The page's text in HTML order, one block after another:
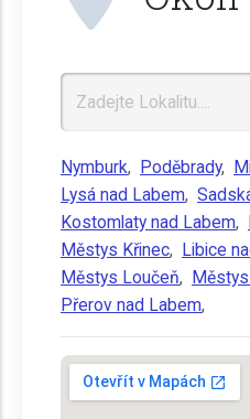
Nymburk, Poděbrady,
Lysá nad Labem,
Kostomlaty nad Labem,
Městys Křinec, Libice
Městys Loučeň,
Přerov nad Labem,